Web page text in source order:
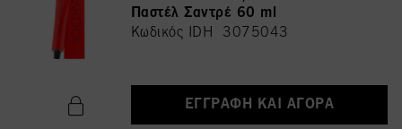
Παστέλ Σαντρέ 60 ml
Κωδικός IDH 3075043
ΕΓΓΡΑΦΉ ΚΑΙ ΑΓΟΡΆ